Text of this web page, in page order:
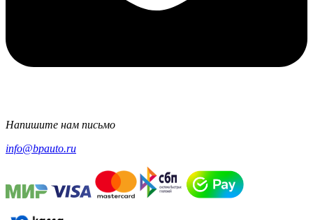
Напишите нам письмо
info@bpauto.ru